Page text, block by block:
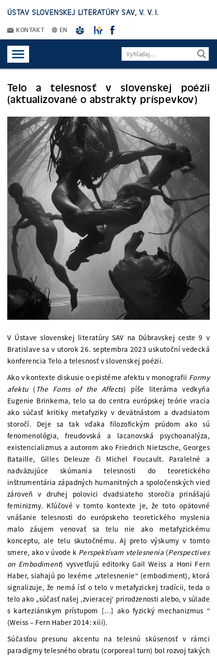
ÚSTAV SLOVENSKEJ LITERATÚRY SAV, V. V. I.
KONTAKT EN
Telo a telesnosť v slovenskej poézii
(aktualizované o abstrakty príspevkov)
V Ústave slovenskej literatúry SAV na Dúbravskej ceste 9 v
Bratislave sa v utorok 26. septembra 2023 uskutoční vedecká
konferencia Telo a telesnosť v slovenskej poézii.
Ako v kontexte diskusie o epistéme afektu v monografii Formy
afektu( The Foms of the Affects) píše literárna vedkyňa
Eugenie Brinkema, telo sa do centra európskej teórie vracia
ako súčasť kritiky metafyziky v devätnástom a dvadsiatom
storočí. Deje sa tak vďaka filozofickým prúdom ako sú
fenomenológia, freudovská a lacanovská psychoanalýza,
existencializmus a autorom ako Friedrich Nietzsche, Georges
Bataille, Gilles Deleuze či Michel Foucault. Paralelné a
nadväzujúce skúmania telesnosti do teoretického
inštrumentária západných humanitných a spoločenských vied
zároveň v druhej polovici dvadsiateho storočia prinášajú
feminizmy. Kľúčové v tomto kontexte je, že toto opätovné
vnášanie telesnosti do európskeho teoretického myslenia
malo záujem venovať sa telu nie ako metafyzickému
konceptu, ale telu skutočnému. Aj preto výskumy v tomto
smere, ako v úvode k Perspektívam vtelesnenia (Perspectives
on Embodiment) vysvetľujú editorky Gail Weiss a Honi Fern
Haber, siahajú po lexéme „vtelesnenie“ (embodiment), ktorá
signalizuje, že nemá ísť o telo v metafyzickej tradícii, teda o
telo ako „súčasť našej ‚zvieracej‘ prirodzenosti alebo, v súlade
s karteziánskym prístupom […] ako fyzický mechanizmus “
(Weiss – Fern Haber 2014: xiii).
Súčasťou presunu akcentu na telesnú skúsenosť v rámci
paradigmy telesného obratu (corporeal turn) bol rozvoj takých